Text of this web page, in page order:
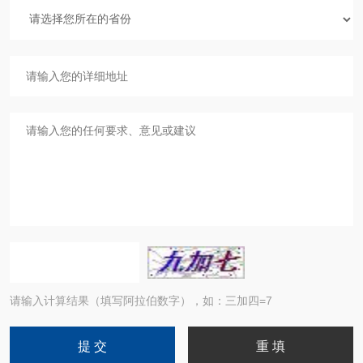
请输入计算结果（填写阿拉伯数字），如：三加四=7